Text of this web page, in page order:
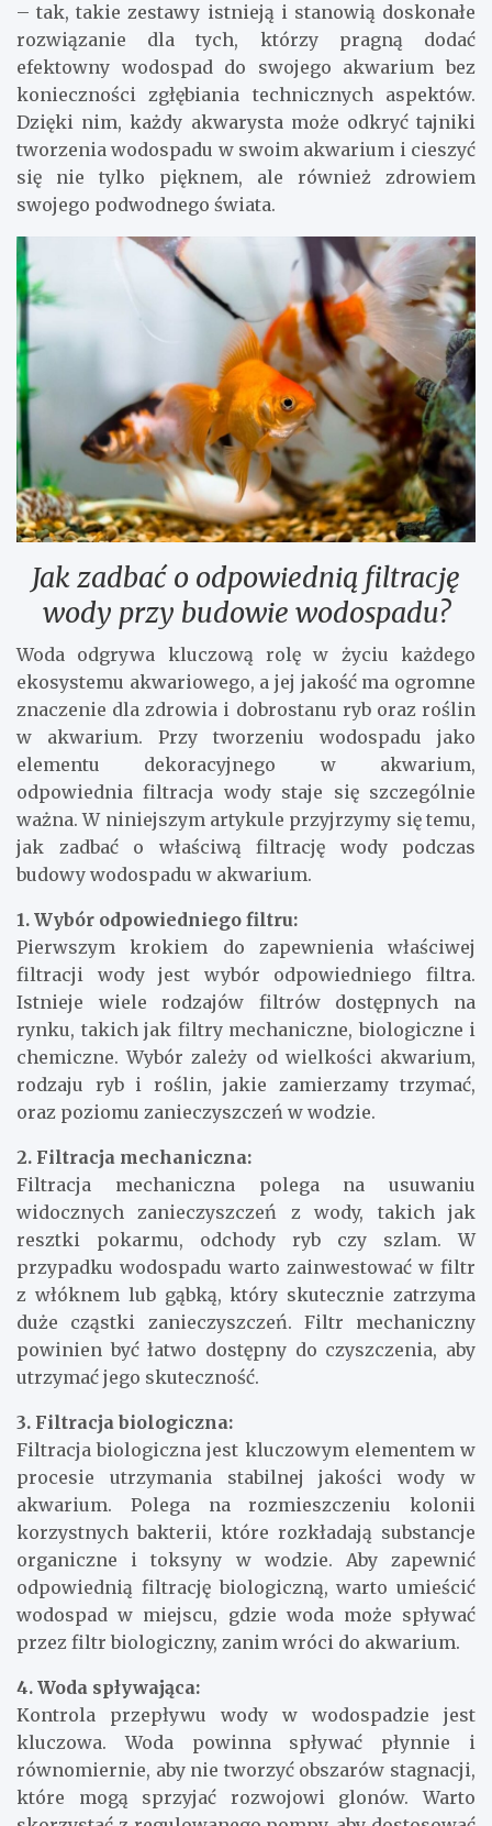
– tak, takie zestawy istnieją i stanowią doskonałe
rozwiązanie dla tych, którzy pragną dodać
efektowny wodospad do swojego akwarium bez
konieczności zgłębiania technicznych aspektów.
Dzięki nim, każdy akwarysta może odkryć tajniki
tworzenia wodospadu w swoim akwarium i cieszyć
się nie tylko pięknem, ale również zdrowiem
swojego podwodnego świata.
Jak zadbać o odpowiednią filtrację
wody przy budowie wodospadu?
Woda odgrywa kluczową rolę w życiu każdego
ekosystemu akwariowego, a jej jakość ma ogromne
znaczenie dla zdrowia i dobrostanu ryb oraz roślin
w akwarium. Przy tworzeniu wodospadu jako
elementu dekoracyjnego w akwarium,
odpowiednia filtracja wody staje się szczególnie
ważna. W niniejszym artykule przyjrzymy się temu,
jak zadbać o właściwą filtrację wody podczas
budowy wodospadu w akwarium.
1. Wybór odpowiedniego filtru:
Pierwszym krokiem do zapewnienia właściwej
filtracji wody jest wybór odpowiedniego filtra.
Istnieje wiele rodzajów filtrów dostępnych na
rynku, takich jak filtry mechaniczne, biologiczne i
chemiczne. Wybór zależy od wielkości akwarium,
rodzaju ryb i roślin, jakie zamierzamy trzymać,
oraz poziomu zanieczyszczeń w wodzie.
2. Filtracja mechaniczna:
Filtracja mechaniczna polega na usuwaniu
widocznych zanieczyszczeń z wody, takich jak
resztki pokarmu, odchody ryb czy szlam. W
przypadku wodospadu warto zainwestować w filtr
z włóknem lub gąbką, który skutecznie zatrzyma
duże cząstki zanieczyszczeń. Filtr mechaniczny
powinien być łatwo dostępny do czyszczenia, aby
utrzymać jego skuteczność.
3. Filtracja biologiczna:
Filtracja biologiczna jest kluczowym elementem w
procesie utrzymania stabilnej jakości wody w
akwarium. Polega na rozmieszczeniu kolonii
korzystnych bakterii, które rozkładają substancje
organiczne i toksyny w wodzie. Aby zapewnić
odpowiednią filtrację biologiczną, warto umieścić
wodospad w miejscu, gdzie woda może spływać
przez filtr biologiczny, zanim wróci do akwarium.
4. Woda spływająca:
Kontrola przepływu wody w wodospadzie jest
kluczowa. Woda powinna spływać płynnie i
równomiernie, aby nie tworzyć obszarów stagnacji,
które mogą sprzyjać rozwojowi glonów. Warto